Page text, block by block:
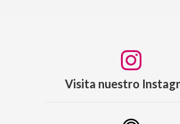
Visita nuestro